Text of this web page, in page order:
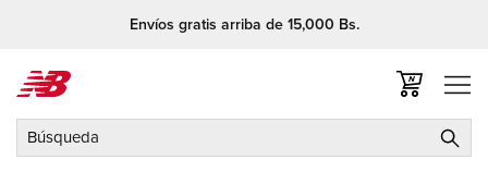
Envíos gratis arriba de 15,000 Bs.
Búsqueda
Carrito